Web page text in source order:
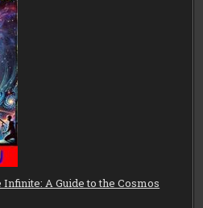
Infinite: A Guide to the Cosmos